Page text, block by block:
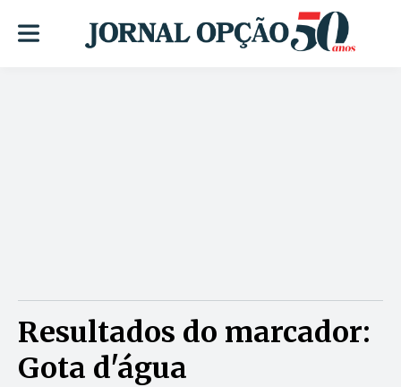
Resultados do marcador:
Gota d'água